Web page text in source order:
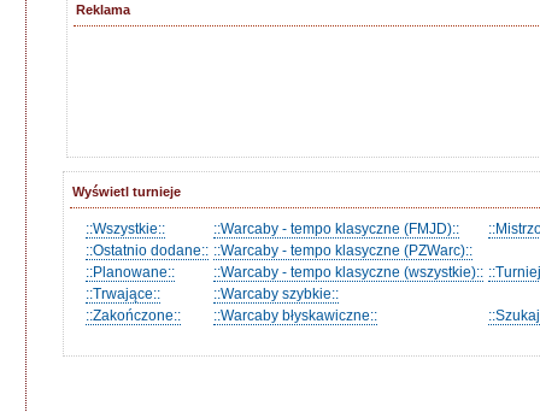
Reklama
Wyświetl turnieje
::Wszystkie:: ::Warcaby - tempo klasyczne (FMJD)::
::Ostatnio dodane:: ::Warcaby - tempo klasyczne (PZWarc)::
::Planowane::
::Warcaby - tempo klasyczne (wszystkie)::
::Trwające::
::Warcaby szybkie::
::Zakończone::
::Warcaby błyskawiczne::